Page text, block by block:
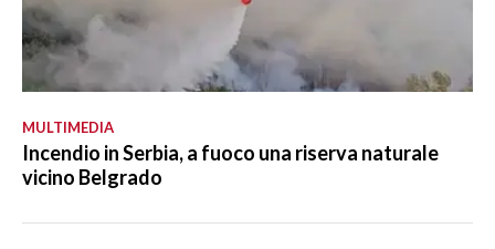
MULTIMEDIA
Incendio in Serbia, a fuoco una riserva naturale
vicino Belgrado